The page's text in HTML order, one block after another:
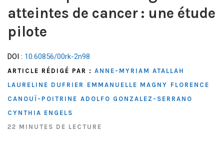
atteintes de cancer : une étude
pilote
DOI : 10.60856/00rk-2n98
ARTICLE RÉDIGÉ PAR : ANNE-MYRIAM ATALLAH
LAURELINE DUFRIER
EMMANUELLE MAGNY FLORENCE
CANOUÏ-POITRINE ADOLFO GONZALEZ-SERRANO
CYNTHIA ENGELS
22 MINUTES DE LECTURE